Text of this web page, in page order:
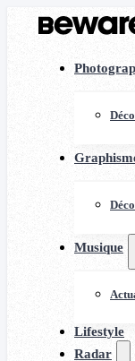
Musique
Lifestyle
Radar